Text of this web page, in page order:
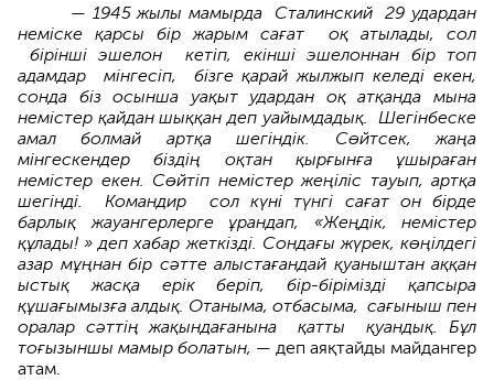
— 1945 жылы мамырда Сталинский 29 удардан
неміске қарсы бір жарым сағат оқ атылады, сол
бірінші эшелон кетіп, екінші эшелоннан бір топ
адамдар мінгесіп, бізге қарай жылжып келеді екен,
сонда біз осынша уақыт удардан оқ атқанда мына
немістер қайдан шыққан деп уайымдадық. Шегінбеске
амал болмай артқа шегіндік. Сөйтсек, жаңа
мінгескендер біздің оқтан қырғынға ұшыраған
немістер екен. Сөйтіп немістер жеңіліс тауып, артқа
шегінді. Командир сол күні түнгі сағат он бірде
барлық жауангерлерге ұрандап, «Жеңдік, немістер
құлады! » деп хабар жеткізді. Сондағы жүрек, көңілдегі
азар мұңнан бір сәтте алыстағандай қуаныштан аққан
ыстық жасқа ерік беріп, бір-бірімізді қапсыра
құшағымызға алдық. Отаныма, отбасыма, сағыныш пен
оралар сәттің жақындағанына қатты қуандық. Бұл
тоғызыншы мамыр болатын, — деп аяқтайды майдангер
атам.